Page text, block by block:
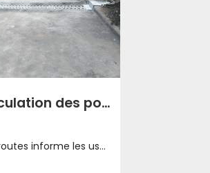
Reprise de la circulation des poids lourds au niveau de la wilaya de Bouira.
L’Algérienne des Autoroutes informe les usagers de l’autoroute A2 que la circulation des poids lourds a repris son cours normal. Suite à l’achèvement des travaux de maintenance vers Alger au niveau de l’ouvrage d’art OA 203 au point kilométrique 108+660 à Draa Laatach , wilaya de Bouira. Notons que les travaux de maintenance ont été lancés cette semaine vers Constantine au niveau du même ouvrage d’art, ce qui oblige tous les usagers de la route à prendre leurs précautions à l’approche de la zone des travaux. Les équipes d’interventions et les patrouilleurs maintiennent leur présence sur les lieux pour assurer la fluidité de la circulation et sécuriser le périmètre du chantier. L’Algérienne des autoroutes appelle les usagers de la route de respecter les panneaux de signalisation et de réduire leur vitesse pour leur sécurité.